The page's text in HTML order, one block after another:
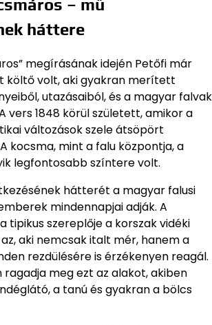
– mű
háttere
megírásának idején Petőfi már
költő volt, aki gyakran merített
utazásaiból, és a magyar falvak
vers 1848 körül született, amikor a
változások szele átsöpört
kocsma, mint a falu központja, a
legfontosabb színtere volt.
hátterét a magyar falusi
mindennapjai adják. A
tipikus szereplője a korszak vidéki
aki nemcsak italt mér, hanem a
rezdülésére is érzékenyen reagál.
ragadja meg ezt az alakot, akiben
a tanú és gyakran a bölcs